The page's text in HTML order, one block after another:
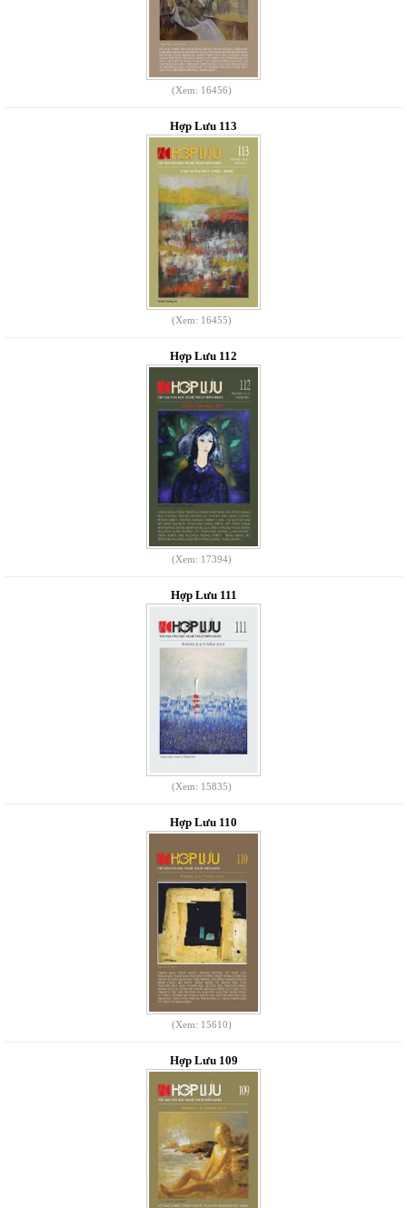
(Xem: 16456)
Hợp Lưu 113
(Xem: 16455)
Hợp Lưu 112
(Xem: 17394)
Hợp Lưu 111
(Xem: 15835)
Hợp Lưu 110
(Xem: 15610)
Hợp Lưu 109